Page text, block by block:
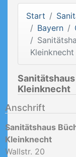
Start
Bayern
Kleinknecht
Kleinknecht
Anschrift
Sanitätshaus
Kleinknecht
Wallstr. 20